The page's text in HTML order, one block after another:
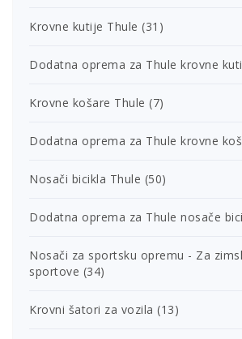
Krovne kutije Thule (31)
Dodatna oprema za Thule krovne
Krovne košare Thule (7)
Dodatna oprema za Thule krovne
Nosači bicikla Thule (50)
Dodatna oprema za Thule nosače
Nosači za sportsku opremu - Za
sportove (34)
Krovni šatori za vozila (13)